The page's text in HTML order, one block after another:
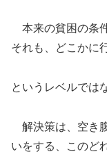
本来の貧困の条
それも、どこかに
というレベルでは
解決策は、空き
いをする、このど